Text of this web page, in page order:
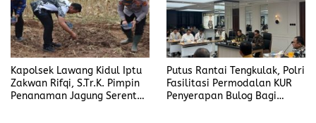
Kapolsek Lawang Kidul Iptu
Zakwan Rifqi, S.Tr.K. Pimpin
Penanaman Jagung Serentak
Putus Rantai Tengkulak, Polri
Fasilitasi Permodalan KUR
Penyerapan Bulog Bagi